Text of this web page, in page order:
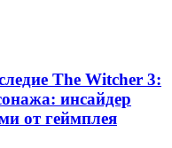
The Witcher 3:
инсайдер
от геймплея